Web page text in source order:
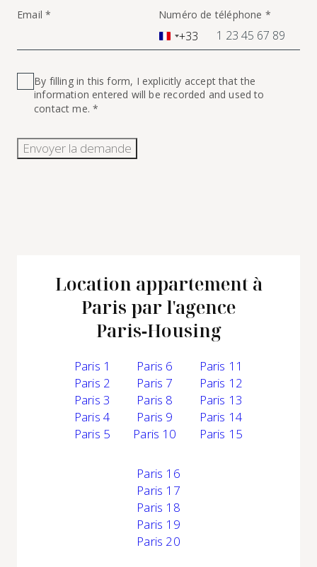
Email * Numéro de téléphone *
France
+33
By filling in this form, I explicitly accept that the
information entered will be recorded and used to
contact me. *
Envoyer la demande
Location appartement à
Paris par l'agence
Paris‑Housing
Paris 1
Paris 2
Paris 3
Paris 4
Paris 5
Paris 6
Paris 7
Paris 8
Paris 9
Paris 10
Paris 11
Paris 12
Paris 13
Paris 14
Paris 15
Paris 16
Paris 17
Paris 18
Paris 19
Paris 20